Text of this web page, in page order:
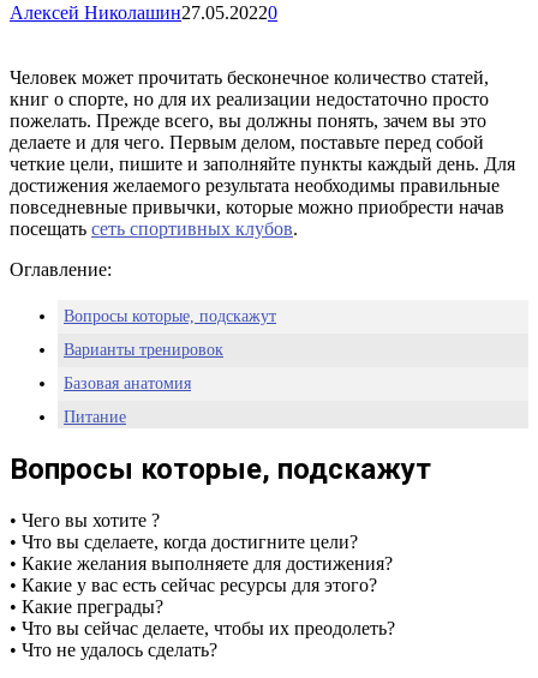
Алексей Николашин27.05.20220
Человек может прочитать бесконечное количество статей,
книг о спорте, но для их реализации недостаточно просто
пожелать. Прежде всего, вы должны понять, зачем вы это
делаете и для чего. Первым делом, поставьте перед собой
четкие цели, пишите и заполняйте пункты каждый день. Для
достижения желаемого результата необходимы правильные
повседневные привычки, которые можно приобрести начав
посещать сеть спортивных клубов.
Оглавление:
Вопросы которые, подскажут
Варианты тренировок
Базовая анатомия
Питание
Вопросы которые, подскажут
• Чего вы хотите ?
• Что вы сделаете, когда достигните цели?
• Какие желания выполняете для достижения?
• Какие у вас есть сейчас ресурсы для этого?
• Какие преграды?
• Что вы сейчас делаете, чтобы их преодолеть?
• Что не удалось сделать?